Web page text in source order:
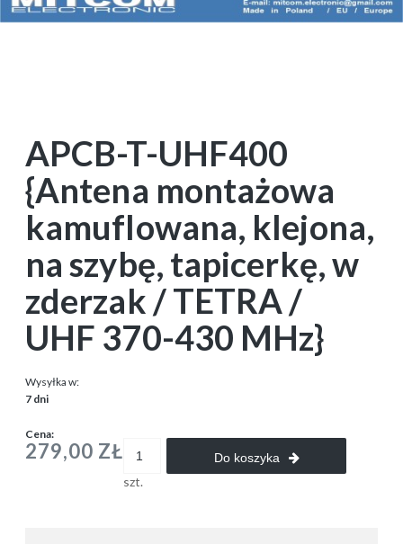
APCB-T-UHF400
{Antena montażowa
kamuflowana, klejona,
na szybę, tapicerkę, w
zderzak / TETRA /
UHF 370-430 MHz}
Wysyłka w:
7 dni
Cena:
279,00 ZŁ
szt.
Do koszyka